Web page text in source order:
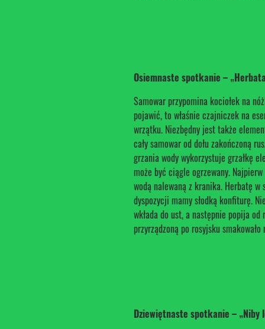
Osiemnaste spotkanie –
Samowar przypomina kociołek na
pojawić, to właśnie czajniczek na
wrzątku. Niezbędny jest także
cały samowar od dołu zakończoną
grzania wody wykorzystuje grzałkę
może być ciągle ogrzewany.
wodą nalewaną z kranika. Herbatę
dyspozycji mamy słodką konfiturę.
wkłada do ust, a następnie popija
przyrządzoną po rosyjsku
Dziewiętnaste spotkanie – „Niby